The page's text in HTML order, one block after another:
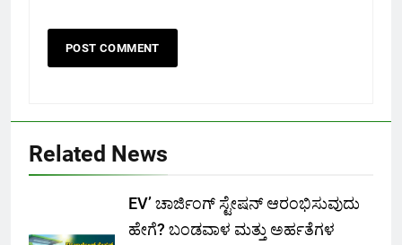
Related News
EV’ ಚಾರ್ಜಿಂಗ್ ಸ್ಟೇಷನ್ ಆರಂಭಿಸುವುದು
ಹೇಗೆ? ಬಂಡವಾಳ ಮತ್ತು ಅರ್ಹತೆಗಳ